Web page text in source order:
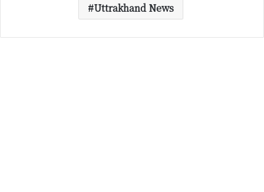
Uttrakhand News